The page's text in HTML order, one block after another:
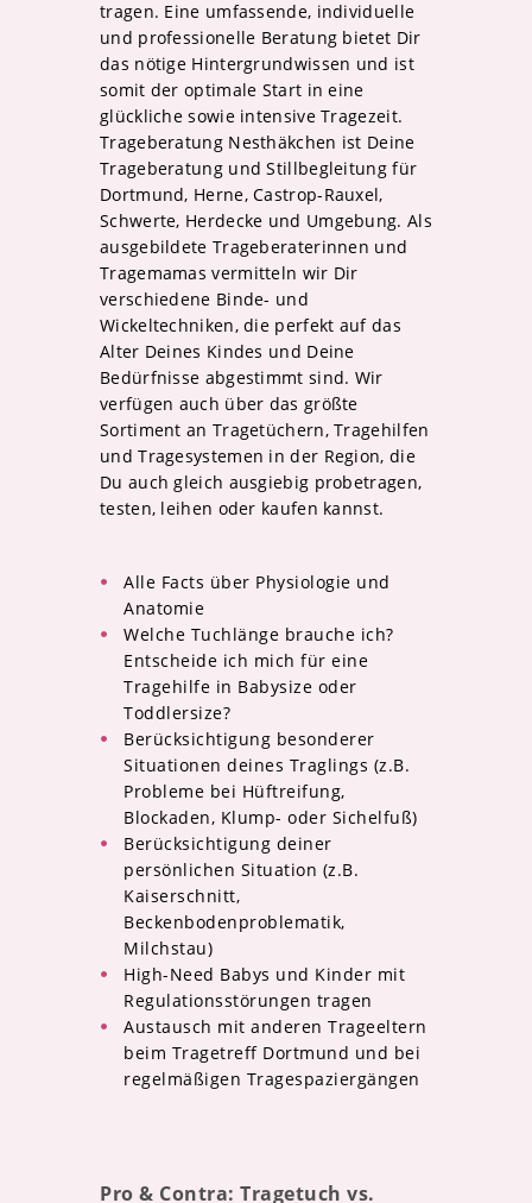
Alle Facts über Physiologie und
Anatomie
Welche Tuchlänge brauche ich?
Entscheide ich mich für eine
Tragehilfe in Babysize oder
Toddlersize?
Berücksichtigung besonderer
Situationen deines Traglings (z.B.
Probleme bei Hüftreifung,
Blockaden, Klump- oder Sichelfuß)
Berücksichtigung deiner
persönlichen Situation (z.B.
Kaiserschnitt,
Beckenbodenproblematik,
Milchstau)
High-Need Babys und Kinder mit
Regulationsstörungen tragen
Austausch mit anderen Trageeltern
beim Tragetreff Dortmund und bei
regelmäßigen Tragespaziergängen
Pro & Contra: Tragetuch vs.